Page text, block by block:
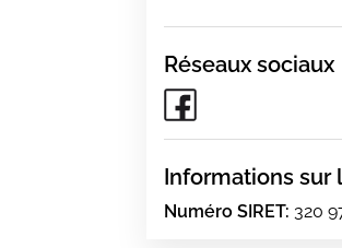
Réseaux sociaux
Informations sur
Numéro SIRET: 320